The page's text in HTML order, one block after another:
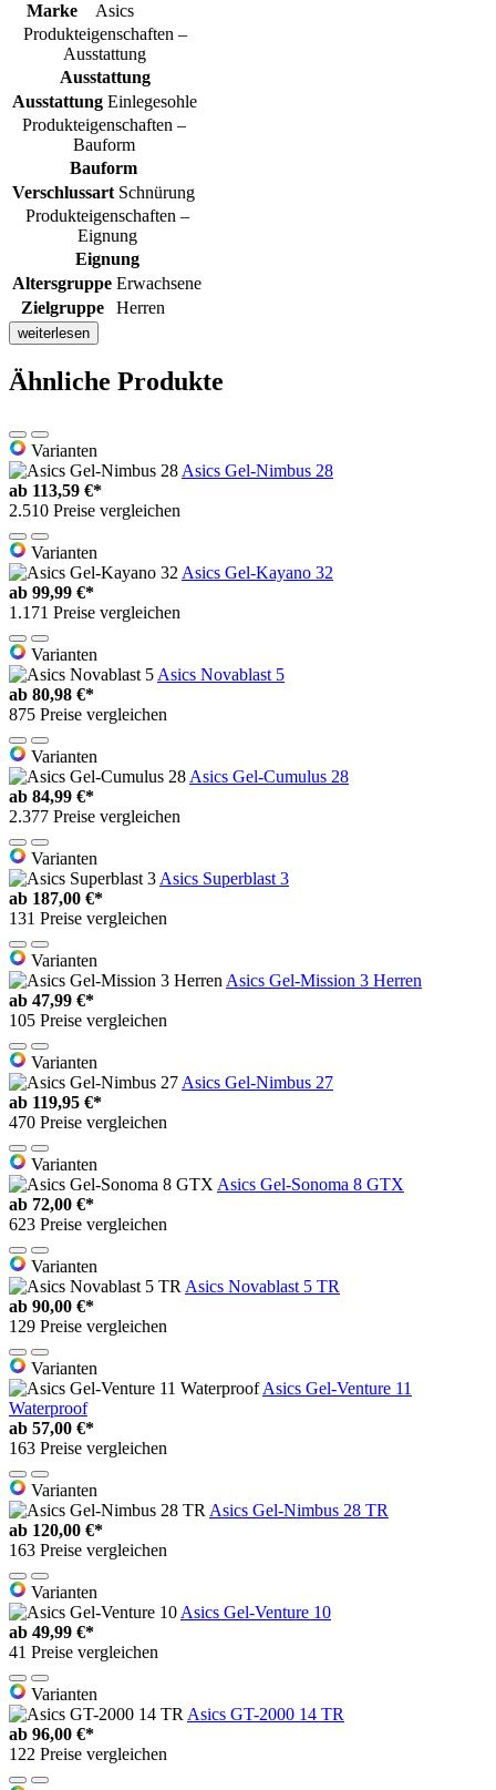
Marke
Asics
Produkteigenschaften –
Ausstattung
Ausstattung
Ausstattung Einlegesohle
Produkteigenschaften –
Bauform
Bauform
Verschlussart Schnürung
Produkteigenschaften –
Eignung
Eignung
Altersgruppe Erwachsene
Zielgruppe
Herren
weiterlesen
Ähnliche Produkte
Varianten
Asics Gel-Nimbus 28
ab 113,59 €*
2.510 Preise vergleichen
Varianten
Asics Gel-Kayano 32
ab 99,99 €*
1.171 Preise vergleichen
Varianten
Asics Novablast 5
ab 80,98 €*
875 Preise vergleichen
Varianten
Asics Gel-Cumulus 28
ab 84,99 €*
2.377 Preise vergleichen
Varianten
Asics Superblast 3
ab 187,00 €*
131 Preise vergleichen
Varianten
Asics Gel-Mission 3 Herren
ab 47,99 €*
105 Preise vergleichen
Varianten
Asics Gel-Nimbus 27
ab 119,95 €*
470 Preise vergleichen
Varianten
Asics Gel-Sonoma 8 GTX
ab 72,00 €*
623 Preise vergleichen
Varianten
Asics Novablast 5 TR
ab 90,00 €*
129 Preise vergleichen
Varianten
Asics Gel-Venture 11
Waterproof
ab 57,00 €*
163 Preise vergleichen
Varianten
Asics Gel-Nimbus 28 TR
ab 120,00 €*
163 Preise vergleichen
Varianten
Asics Gel-Venture 10
ab 49,99 €*
41 Preise vergleichen
Varianten
Asics GT-2000 14 TR
ab 96,00 €*
122 Preise vergleichen